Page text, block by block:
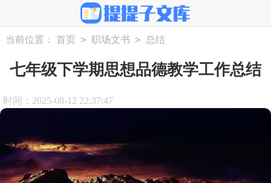
当前位置： 首页 > 职场文书 > 总结
七年级下学期思想品德教学工作总结
时间：2025-08-12 22:37:47